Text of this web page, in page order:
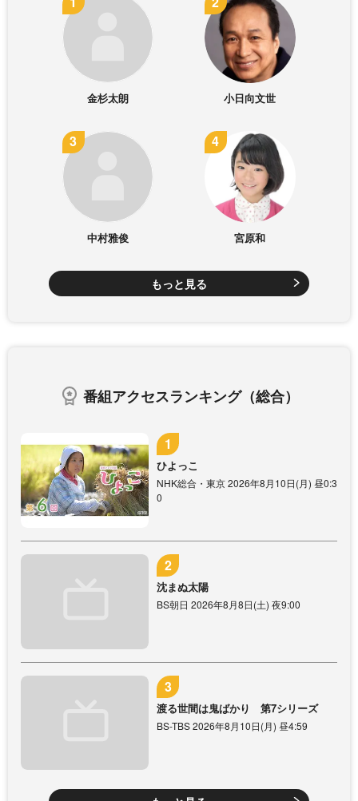
金杉太朗 小日向文世
中村雅俊 宮原和
もっと見る
番組アクセスランキング（総合）
ひよっこ
NHK総合・東京 2026年8月10日(月) 昼0:3
0
沈まぬ太陽
BS朝日 2026年8月8日(土) 夜9:00
渡る世間は鬼ばかり 第7シリーズ
BS-TBS 2026年8月10日(月) 昼4:59